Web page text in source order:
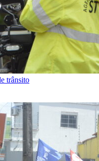
trânsito